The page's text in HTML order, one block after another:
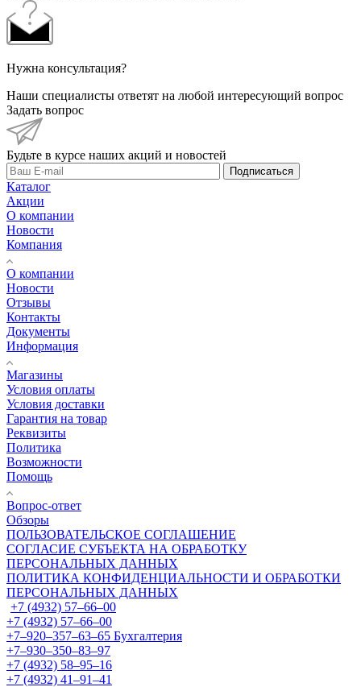
Нужна консультация?
Наши специалисты ответят на любой интересующий вопрос
Задать вопрос
Будьте в курсе наших акций и новостей
Подписаться
Каталог
Акции
О компании
Новости
Компания
О компании
Новости
Отзывы
Контакты
Документы
Информация
Магазины
Условия оплаты
Условия доставки
Гарантия на товар
Реквизиты
Политика
Возможности
Помощь
Вопрос-ответ
Обзоры
ПОЛЬЗОВАТЕЛЬСКОЕ СОГЛАШЕНИЕ
СОГЛАСИЕ СУБЪЕКТА НА ОБРАБОТКУ
ПЕРСОНАЛЬНЫХ ДАННЫХ
ПОЛИТИКА КОНФИДЕНЦИАЛЬНОСТИ И ОБРАБОТКИ
ПЕРСОНАЛЬНЫХ ДАННЫХ
+7 (4932) 57‒66‒00
+7 (4932) 57‒66‒00
+7‒920‒357‒63‒65 Бухгалтерия
+7‒930‒350‒83‒97
+7 (4932) 58‒95‒16
+7 (4932) 41‒91‒41